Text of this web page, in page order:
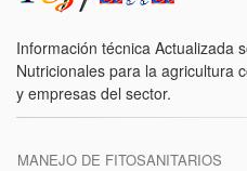
Información técnica Actualizada
Nutricionales para la agricultura
y empresas del sector.
MANEJO DE FITOSANITARIOS